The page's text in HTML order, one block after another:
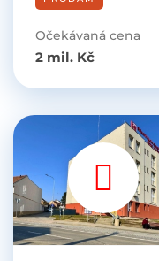
Očekávaná cena
2 mil. Kč